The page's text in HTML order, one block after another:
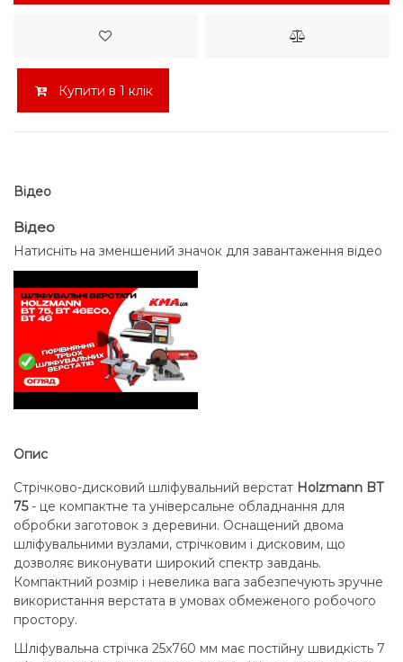
Купити в 1 клік
Відео
Відео
Натисніть на зменшений значок для завантаження відео
Опис
Стрічково-дисковий шліфувальний верстат Holzmann BT
75- це компактне та універсальне обладнання для
обробки заготовок з деревини. Оснащений двома
шліфувальними вузлами, стрічковим і дисковим, що
дозволяє виконувати широкий спектр завдань.
Компактний розмір і невелика вага забезпечують зручне
використання верстата в умовах обмеженого робочого
простору.
Шліфувальна стрічка 25x760 мм має постійну швидкість 7